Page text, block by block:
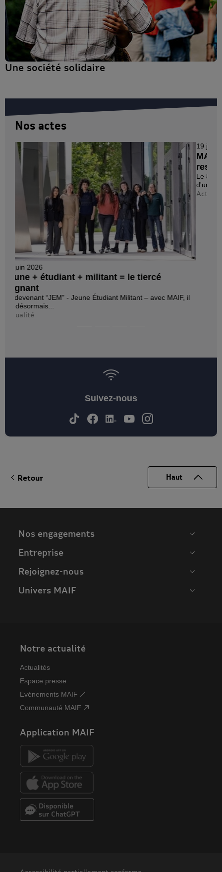
Une société solidaire
Nos actes
19 juin 2026
MAIF distinguée pour sa gestion de sinistre
responsable
Le 8 juin 2026, notre mutuelle d'assurance a été distinguée
d'un Argus d’Or...
Suivez-nous
Retour Haut
Nos engagements
Espace presse
Evénements MAIF
Communauté MAIF
Accessibilité partiellement conforme
Mentions légales
Plan du site
Nous contacter
Lanceur d'alerte
Données personnelles